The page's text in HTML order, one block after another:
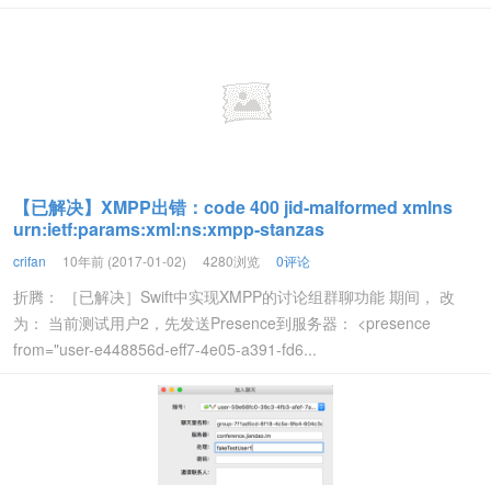
【已解决】XMPP出错：code 400 jid-malformed xmlns
urn:ietf:params:xml:ns:xmpp-stanzas
crifan 10年前 (2017-01-02) 4280浏览 0评论
折腾： ［已解决］Swift中实现XMPP的讨论组群聊功能 期间， 改
为： 当前测试用户2，先发送Presence到服务器： <presence
from="user-e448856d-eff7-4e05-a391-fd6...